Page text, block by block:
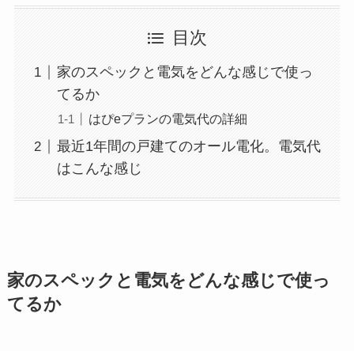
目次
家のスペックと電気をどんな感じで使っ
てるか
はぴeプランの電気代の詳細
最近1年間の戸建てのオール電化。電気代
はこんな感じ
家のスペックと電気をどんな感じで使っ
てるか